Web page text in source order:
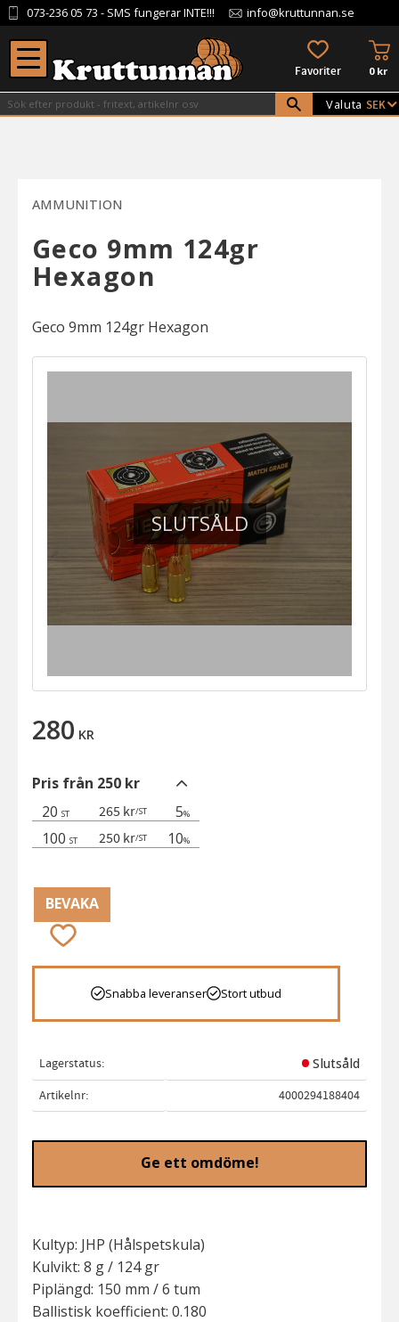
Meny
073-236 05 73 - SMS fungerar INTE!!! info@kruttunnan.se
FAVORITER 0kr
Valuta
AMMUNITION
Geco 9mm 124gr
Hexagon
Geco 9mm 124gr Hexagon
SLUTSÅLD
280 KR
Pris från 250 kr
20 ST 265 kr/ST 5%
100 ST 250 kr/ST 10%
Lägg till i favoriter
BEVAKA
Snabba leveranser Stort utbud
Lagerstatus
Slutsåld
Artikelnr
4000294188404
Ge ett omdöme!
Kultyp: JHP (Hålspetskula)
Kulvikt: 8 g / 124 gr
Piplängd: 150 mm / 6 tum
Ballistisk koefficient: 0.180